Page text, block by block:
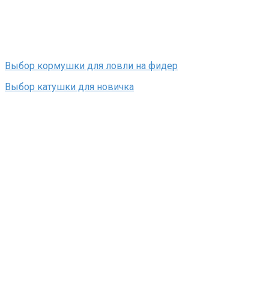
Выбор кормушки для ловли на фидер
Выбор катушки для новичка